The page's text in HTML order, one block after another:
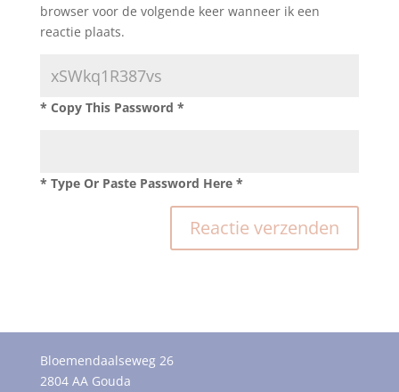
browser voor de volgende keer wanneer ik een
reactie plaats.
* Copy This Password *
* Type Or Paste Password Here *
Bloemendaalseweg 26
2804 AA Gouda